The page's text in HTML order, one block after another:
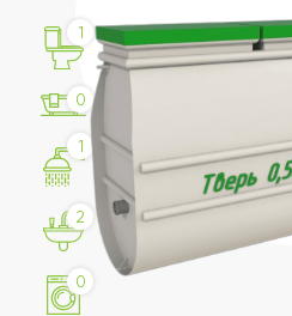
1
0
1
2
0